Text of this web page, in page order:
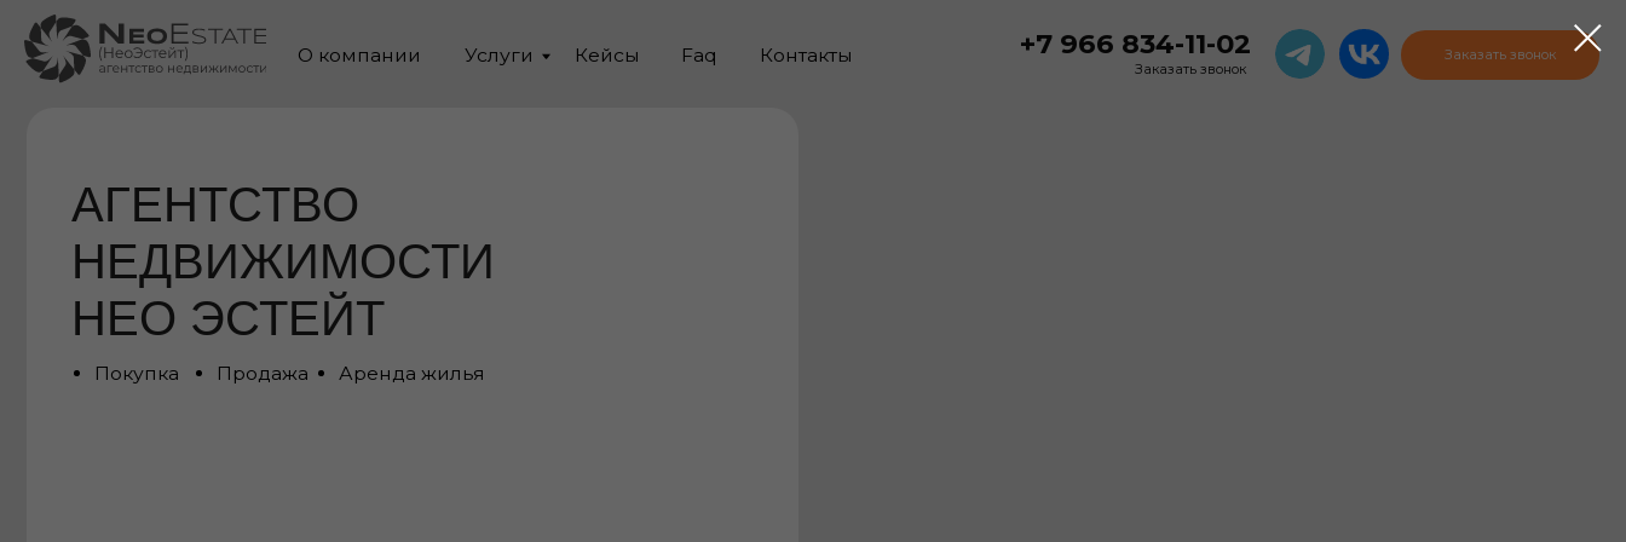
+7 966 834-11-02 Заказать звонок
О компании Услуги Кейсы Faq Контакты
АГЕНТСТВО
НЕДВИЖИМОСТИ
НЕО ЭСТЕЙТ
Покупка Продажа Аренда жилья